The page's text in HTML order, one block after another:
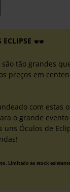
ECLIPSE
tão grandes
preços em
com estas
o grande evento
Óculos de
Limitado ao stock